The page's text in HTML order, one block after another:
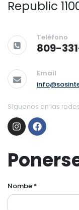
Republic
Teléfono
809-
Email
Síguenos en las
Nombe *